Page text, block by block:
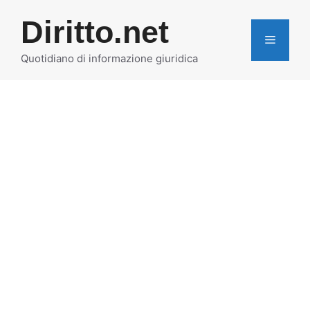
contenuto
Diritto.net
Quotidiano di informazione giuridica
MENU